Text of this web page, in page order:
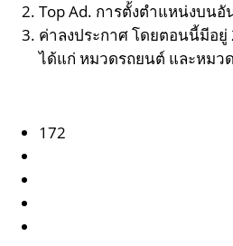
Top Ad. การตั้งตำแหน่งบน
ค่าลงประกาศ โดยตอนนี้มีอ
ได้แก่ หมวดรถยนต์ และหมว
172